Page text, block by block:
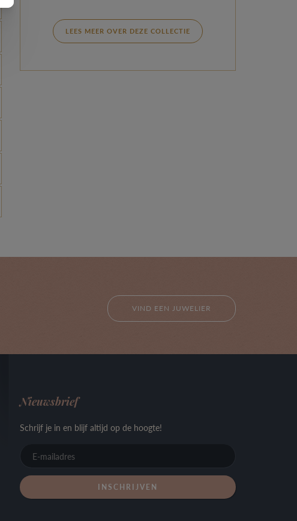
LEES MEER OVER DEZE COLLECTIE
VIND EEN JUWELIER
Nieuwsbrief
Schrijf je in en blijf altijd op de hoogte!